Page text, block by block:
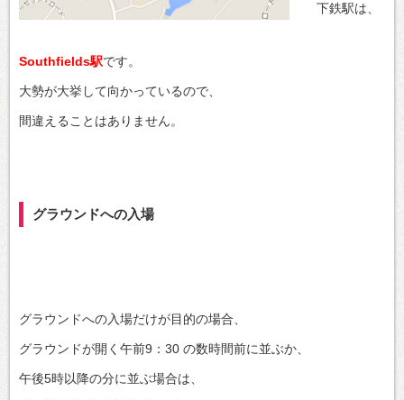
下鉄駅は、
Southfields駅です。
大勢が大挙して向かっているので、
間違えることはありません。
グラウンドへの入場
グラウンドへの入場だけが目的の場合、
グラウンドが開く午前9：30 の数時間前に並ぶか、
午後5時以降の分に並ぶ場合は、